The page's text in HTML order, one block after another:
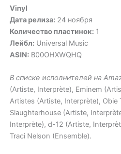
Vinyl
Дата релиза: 24 ноября
Количество пластинок: 1
Лейбл: Universal Music
ASIN: B00OHXWQHQ
В списке исполнителей на
(Artiste, Interprète), Eminem
Artistes (Artiste, Interprète), Obie
Slaughterhouse (Artiste,
Interprète), d-12 (Artiste,
Traci Nelson (Ensemble).